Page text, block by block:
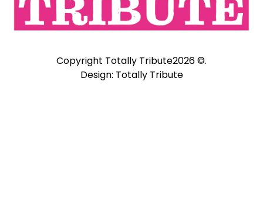
Copyright Totally Tribute2026 ©.
Design: Totally Tribute